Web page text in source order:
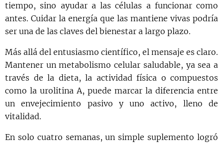
tiempo, sino ayudar a las células a funcionar como
antes. Cuidar la energía que las mantiene vivas podría
ser una de las claves del bienestar a largo plazo.
Más allá del entusiasmo científico, el mensaje es claro.
Mantener un metabolismo celular saludable, ya sea a
través de la dieta, la actividad física o compuestos
como la urolitina A, puede marcar la diferencia entre
un envejecimiento pasivo y uno activo, lleno de
vitalidad.
En solo cuatro semanas, un simple suplemento logró